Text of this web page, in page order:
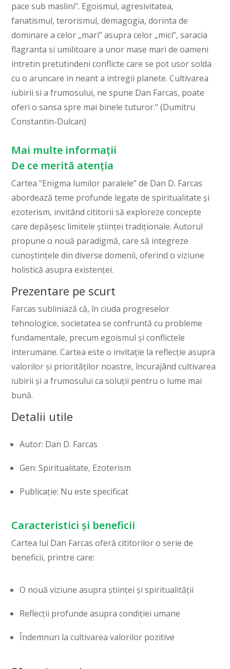
pace sub maslini”. Egoismul, agresivitatea,
fanatismul, terorismul, demagogia, dorinta de
dominare a celor „mari” asupra celor „mici”, saracia
flagranta si umilitoare a unor mase mari de oameni
intretin pretutindeni conflicte care se pot usor solda
cu o aruncare in neant a intregii planete. Cultivarea
iubirii si a frumosului, ne spune Dan Farcas, poate
oferi o sansa spre mai binele tuturor." (Dumitru
Constantin-Dulcan)
Mai multe informații
De ce merită atenția
Cartea "Enigma lumilor paralele" de Dan D. Farcas
abordează teme profunde legate de spiritualitate și
ezoterism, invitând cititorii să exploreze concepte
care depășesc limitele științei tradiționale. Autorul
propune o nouă paradigmă, care să integreze
cunoștințele din diverse domenii, oferind o viziune
holistică asupra existenței.
Prezentare pe scurt
Farcas subliniază că, în ciuda progreselor
tehnologice, societatea se confruntă cu probleme
fundamentale, precum egoismul și conflictele
interumane. Cartea este o invitație la reflecție asupra
valorilor și priorităților noastre, încurajând cultivarea
iubirii și a frumosului ca soluții pentru o lume mai
bună.
Detalii utile
Autor: Dan D. Farcas
Gen: Spiritualitate, Ezoterism
Publicație: Nu este specificat
Caracteristici și beneficii
Cartea lui Dan Farcas oferă cititorilor o serie de
beneficii, printre care:
O nouă viziune asupra științei și spiritualității
Reflecții profunde asupra condiției umane
Îndemnuri la cultivarea valorilor pozitive